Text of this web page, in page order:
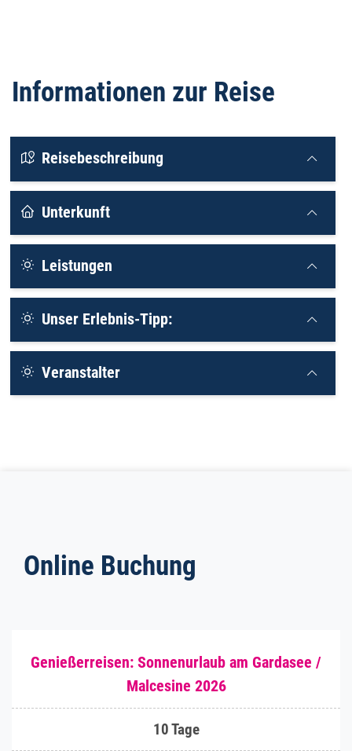
Informationen zur Reise
Reisebeschreibung
Unterkunft
Leistungen
Unser Erlebnis-Tipp:
Veranstalter
Online Buchung
Genießerreisen: Sonnenurlaub am Gardasee /
Malcesine 2026
10 Tage